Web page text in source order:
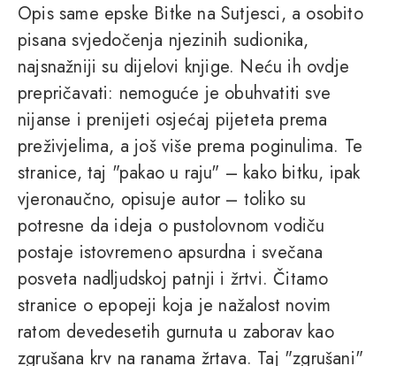
Opis same epske Bitke na Sutjesci, a osobito
pisana svjedočenja njezinih sudionika,
najsnažniji su dijelovi knjige. Neću ih ovdje
prepričavati: nemoguće je obuhvatiti sve
nijanse i prenijeti osjećaj pijeteta prema
preživjelima, a još više prema poginulima. Te
stranice, taj "pakao u raju" – kako bitku, ipak
vjeronaučno, opisuje autor – toliko su
potresne da ideja o pustolovnom vodiču
postaje istovremeno apsurdna i svečana
posveta nadljudskoj patnji i žrtvi. Čitamo
stranice o epopeji koja je nažalost novim
ratom devedesetih gurnuta u zaborav kao
zgrušana krv na ranama žrtava. Taj "zgrušani"